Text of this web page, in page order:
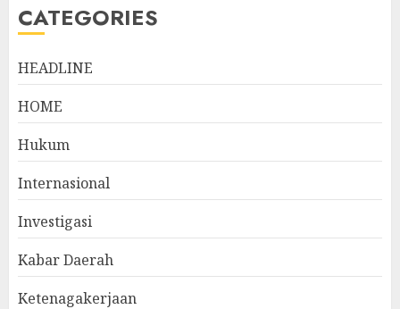
CATEGORIES
HEADLINE
HOME
Hukum
Internasional
Investigasi
Kabar Daerah
Ketenagakerjaan